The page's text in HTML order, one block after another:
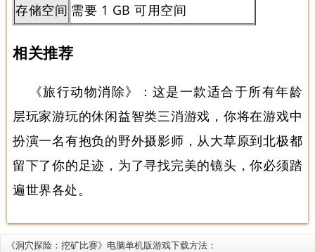
存储空间 需要 1 GB 可用空间
相关推荐
《旅行动物消除》
：这是一款适合于所有年龄
层玩家游玩的休闲益智类三消游戏，你将在游戏中
扮演一名有抱负的野外摄影师，从大草原到北极都
留下了你的足迹，为了寻找完美的镜头，你必须踏
遍世界各处。
《洞穴探险：挖矿比赛》电脑单机版游戏下载方法：